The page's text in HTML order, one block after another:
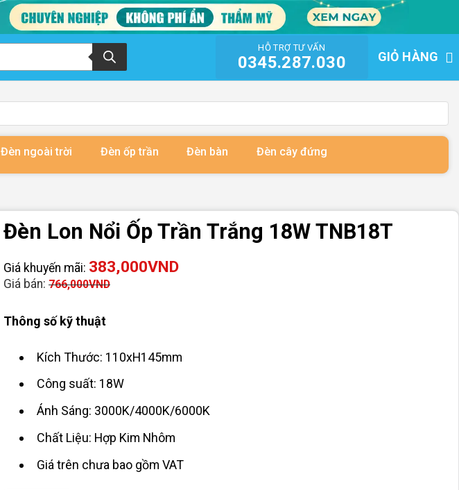
HỖ TRỢ TƯ VẤN
0345.287.030 GIỎ HÀNG
Đèn ngoài trời Đèn ốp trần Đèn bàn Đèn cây đứng
Đèn Lon Nổi Ốp Trần Trắng 18W TNB18T
Giá khuyến mãi: 383,000VND
Giá bán: 766,000VND
Thông số kỹ thuật
Kích Thước: 110xH145mm
Công suất: 18W
Ánh Sáng: 3000K/4000K/6000K
Chất Liệu: Hợp Kim Nhôm
Giá trên chưa bao gồm VAT